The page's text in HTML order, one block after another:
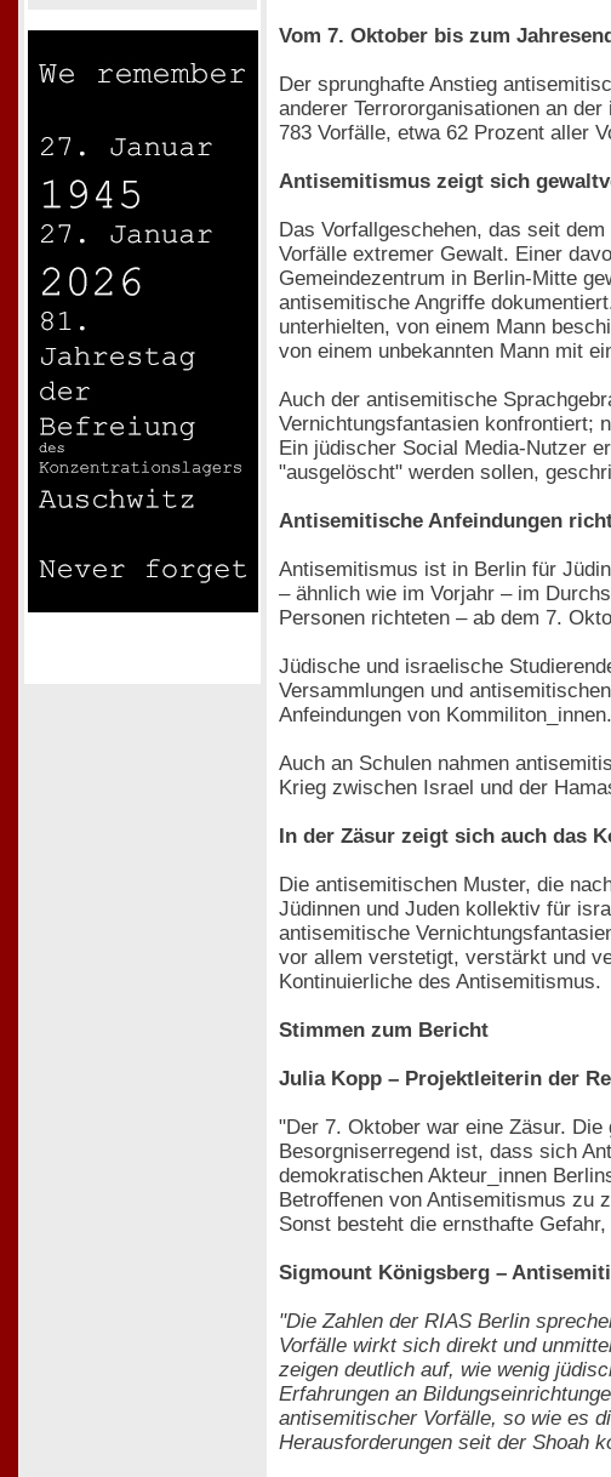
Vom 7. Oktober bis zum
Der sprunghafte Anstieg
anderer Terrororganisationen an
783 Vorfälle, etwa 62 Prozent aller
Antisemitismus zeigt sich
Das Vorfallgeschehen, das seit
Vorfälle extremer Gewalt. Einer
Gemeindezentrum in Berlin-Mitte
antisemitische Angriffe
unterhielten, von einem Mann
von einem unbekannten Mann mit
Auch der antisemitische
Vernichtungsfantasien konfrontiert;
Ein jüdischer Social Media-Nutzer
"ausgelöscht" werden sollen,
Antisemitische Anfeindungen
Antisemitismus ist in Berlin für
– ähnlich wie im Vorjahr – im
Personen richteten – ab dem 7.
Jüdische und israelische
Versammlungen und
Anfeindungen von Kommiliton_innen.
Auch an Schulen nahmen
Krieg zwischen Israel und der
In der Zäsur zeigt sich auch das
Die antisemitischen Muster, die
Jüdinnen und Juden kollektiv für
antisemitische
vor allem verstetigt, verstärkt und
Kontinuierliche des Antisemitismus.
Stimmen zum Bericht
Julia Kopp – Projektleiterin der
"Der 7. Oktober war eine Zäsur.
Besorgniserregend ist, dass sich
demokratischen Akteur_innen
Betroffenen von Antisemitismus zu
Sonst besteht die ernsthafte
Sigmount Königsberg –
"Die Zahlen der RIAS Berlin
Vorfälle wirkt sich direkt und
zeigen deutlich auf, wie wenig
Erfahrungen an
antisemitischer Vorfälle, so wie es
Herausforderungen seit der Shoah